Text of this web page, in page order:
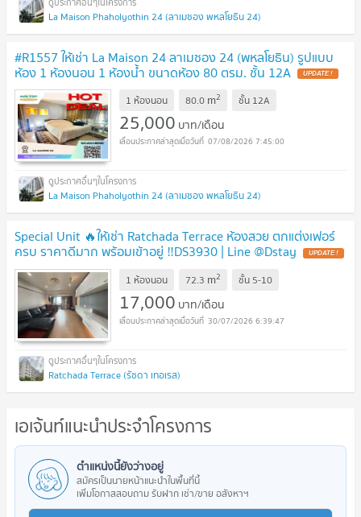
La Maison Phaholyothin 24 (ลาเมซอง พหลโยธิน 24)
#R1557 ให้เช่า La Maison 24 ลาเมซอง 24 (พหลโยธิน) รูปแบบ
ห้อง 1 ห้องนอน 1 ห้องน้ำ ขนาดห้อง 80 ตรม. ชั้น 12A
1 ห้องนอน 80.0 m2 ชั้น 12A
25,000 บาท/เดือน
07/08/2026 7:45:00
La Maison Phaholyothin 24 (ลาเมซอง พหลโยธิน 24)
Special Unit 🔥ให้เช่า Ratchada Terrace ห้องสวย ตกแต่งเฟอร์
ครบ ราคาดีมาก พร้อมเข้าอยู่ ‼️DS3930 | Line @Dstay
1 ห้องนอน 72.3 m2 ชั้น 5-10
17,000 บาท/เดือน
30/07/2026 6:39:47
Ratchada Terrace (รัชดา เทอเรส)
เอเจ้นท์แนะนำประจำโครงการ
ตำแหน่งนี้ยังว่างอยู่
สมัครเป็นนายหน้าแนะนำในพื้นที่นี้
เพิ่มโอกาสสอบถาม รับฝาก เช่า/ขาย อสังหาฯ